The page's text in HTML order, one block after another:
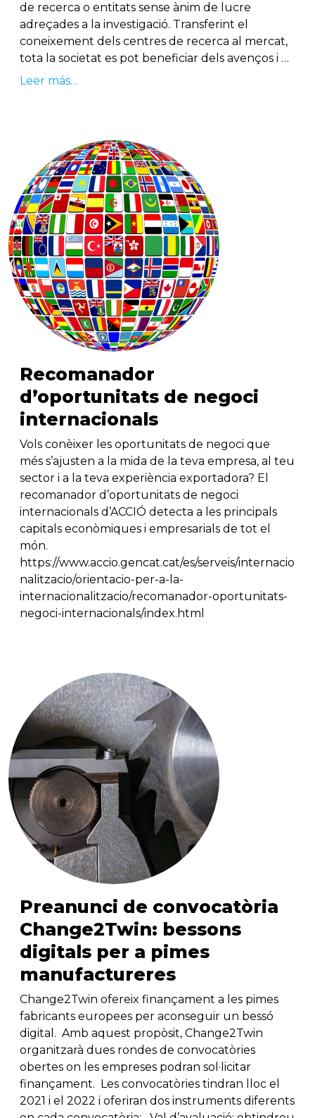
de recerca o entitats sense ànim de lucre
adreçades a la investigació. Transferint el
coneixement dels centres de recerca al mercat,
tota la societat es pot beneficiar dels avenços i …
Leer más…
Recomanador
d’oportunitats de negoci
internacionals
Vols conèixer les oportunitats de negoci que
més s’ajusten a la mida de la teva empresa, al teu
sector i a la teva experiència exportadora? El
recomanador d’oportunitats de negoci
internacionals d’ACCIÓ detecta a les principals
capitals econòmiques i empresarials de tot el
món.
https://www.accio.gencat.cat/es/serveis/internacio
nalitzacio/orientacio-per-a-la-
internacionalitzacio/recomanador-oportunitats-
negoci-internacionals/index.html
Preanunci de convocatòria
Change2Twin: bessons
digitals per a pimes
manufactureres
Change2Twin ofereix finançament a les pimes
fabricants europees per aconseguir un bessó
digital. Amb aquest propòsit, Change2Twin
organitzarà dues rondes de convocatòries
obertes on les empreses podran sol·licitar
finançament. Les convocatòries tindran lloc el
2021 i el 2022 i oferiran dos instruments diferents